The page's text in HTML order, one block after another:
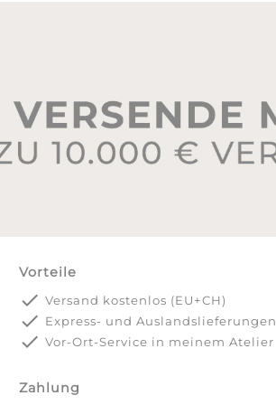
Vorteile
done Versand kostenlos (EU+CH)
done Express- und Auslandslieferungen
done Vor-Ort-Service in meinem Atelier
Zahlung